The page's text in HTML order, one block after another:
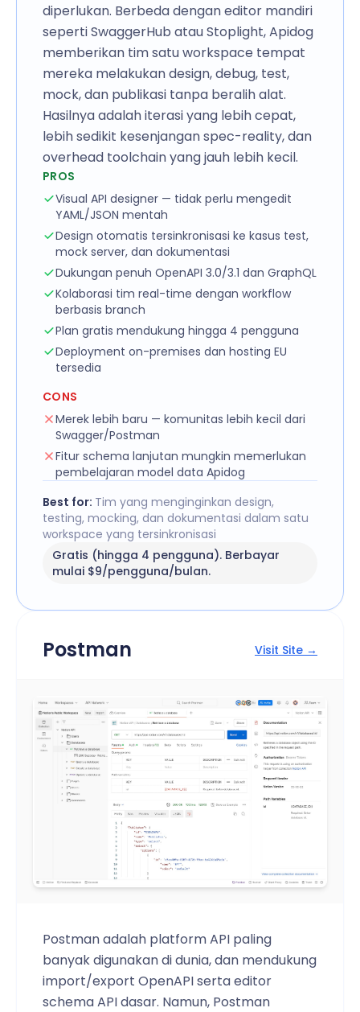
diperlukan. Berbeda dengan editor mandiri
seperti SwaggerHub atau Stoplight, Apidog
memberikan tim satu workspace tempat
mereka melakukan design, debug, test,
mock, dan publikasi tanpa beralih alat.
Hasilnya adalah iterasi yang lebih cepat,
lebih sedikit kesenjangan spec-reality, dan
overhead toolchain yang jauh lebih kecil.
PROS
Visual API designer — tidak perlu mengedit
YAML/JSON mentah
Design otomatis tersinkronisasi ke kasus test,
mock server, dan dokumentasi
Dukungan penuh OpenAPI 3.0/3.1 dan GraphQL
Kolaborasi tim real-time dengan workflow
berbasis branch
Plan gratis mendukung hingga 4 pengguna
Deployment on-premises dan hosting EU
tersedia
CONS
Merek lebih baru — komunitas lebih kecil dari
Swagger/Postman
Fitur schema lanjutan mungkin memerlukan
pembelajaran model data Apidog
Best for: Tim yang menginginkan design,
testing, mocking, dan dokumentasi dalam satu
workspace yang tersinkronisasi
Gratis (hingga 4 pengguna). Berbayar
mulai $9/pengguna/bulan.
Postman Visit Site →
Postman adalah platform API paling
banyak digunakan di dunia, dan mendukung
import/export OpenAPI serta editor
schema API dasar. Namun, Postman